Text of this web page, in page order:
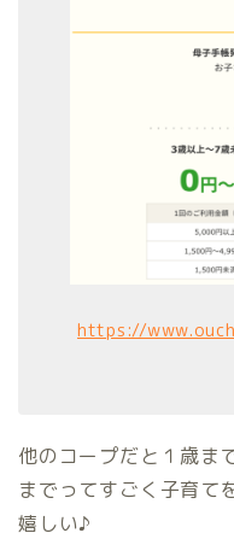
https://
他のコープだと１歳ま
までってすごく子育て
嬉しい♪